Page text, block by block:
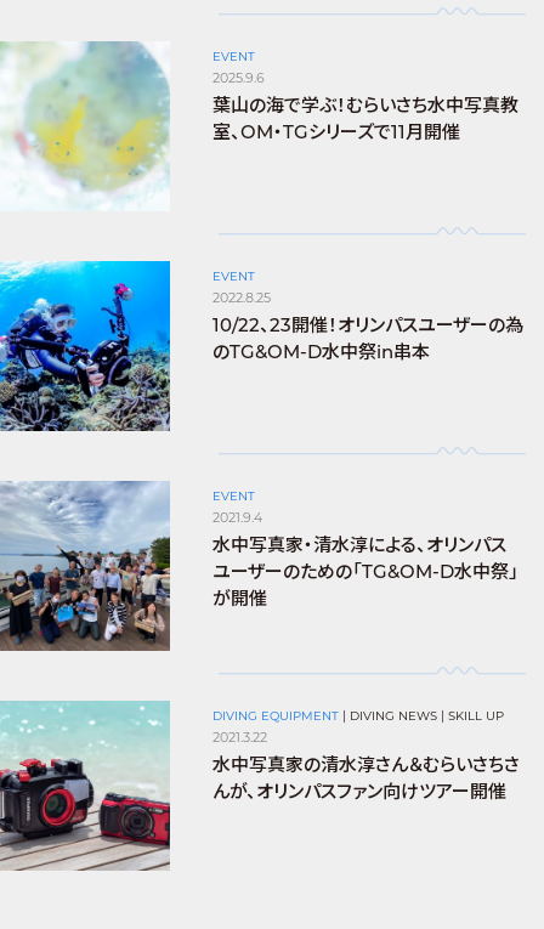
EVENT
2025.9.6
葉山の海で学ぶ！むらいさち水中写真教
室、OM・TGシリーズで11月開催
EVENT
2022.8.25
10/22、23開催！オリンパスユーザーの為
のTG&OM-D水中祭in串本
EVENT
2021.9.4
水中写真家・清水淳による、オリンパス
ユーザーのための「TG&OM-D水中祭」
が開催
DIVING EQUIPMENT | DIVING NEWS |SKILL UP
2021.3.22
水中写真家の清水淳さん＆むらいさちさ
んが、オリンパスファン向けツアー開催